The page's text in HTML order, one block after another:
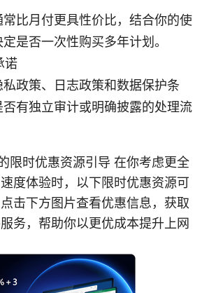
常比月付更具性价比，结合你的使
是否一次性购买多年计划。
诺
政策、日志政策和数据保护条
有独立审计或明确披露的处理流
限时优惠资源引导 在你考虑更全
度体验时，以下限时优惠资源可
击下方图片查看优惠信息，获取
务，帮助你以更优成本提升上网